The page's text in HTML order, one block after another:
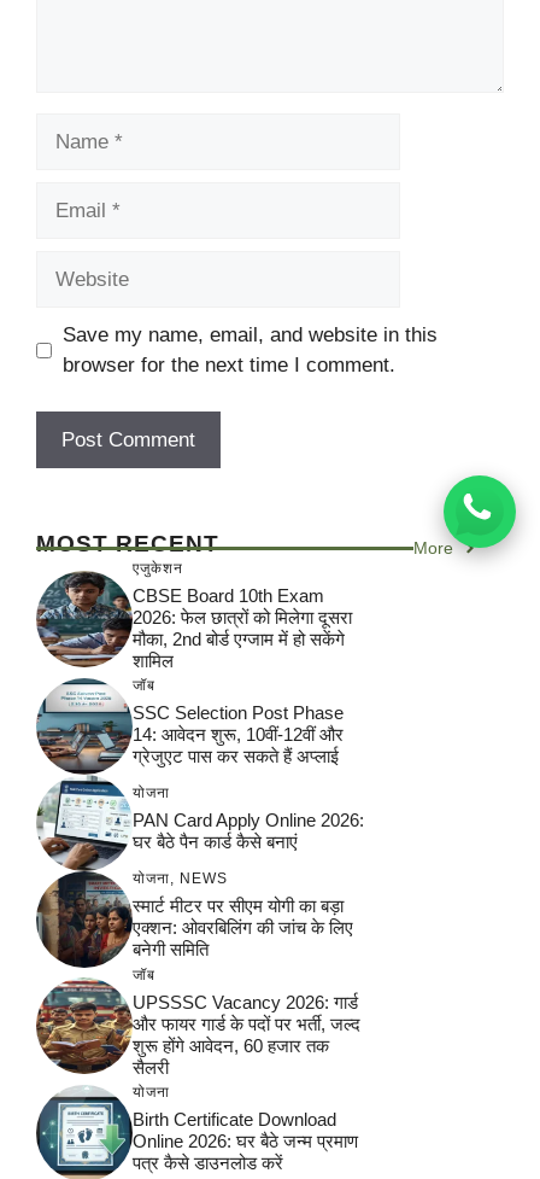
Save my name, email, and website in this
browser for the next time I comment.
MOST RECENT More
एजुकेशन
CBSE Board 10th Exam
2026: फेल छात्रों को मिलेगा दूसरा
मौका, 2nd बोर्ड एग्जाम में हो सकेंगे
शामिल
जॉब
SSC Selection Post Phase
14: आवेदन शुरू, 10वीं-12वीं और
ग्रेजुएट पास कर सकते हैं अप्लाई
योजना
PAN Card Apply Online 2026:
घर बैठे पैन कार्ड कैसे बनाएं
योजना, NEWS
स्मार्ट मीटर पर सीएम योगी का बड़ा
एक्शन: ओवरबिलिंग की जांच के लिए
बनेगी समिति
जॉब
UPSSSC Vacancy 2026: गार्ड
और फायर गार्ड के पदों पर भर्ती, जल्द
शुरू होंगे आवेदन, 60 हजार तक
सैलरी
योजना
Birth Certificate Download
Online 2026: घर बैठे जन्म प्रमाण
पत्र कैसे डाउनलोड करें